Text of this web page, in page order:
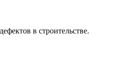
в строительстве.